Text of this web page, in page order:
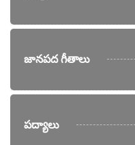
జానపద గీతాలు
పద్యాలు